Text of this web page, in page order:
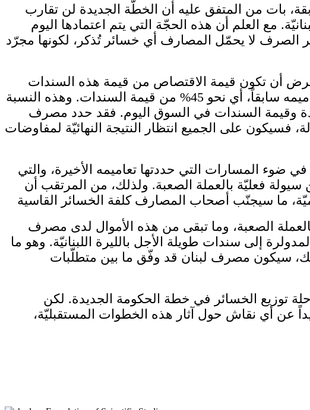
بات من المتفق عليه أن الخطّة الجديدة لن تقارب
مع العلم أن هذه الحجّة التي يتم اعتمادها اليوم
الصرف لا يحمّل المصارف أي خسائر تُذكر، لكونها مجرّد
أن تكون قيمة الاقتصاص من قيمة هذه السندات
نتيجة إعادة هيكلة الدين محصورة بسقف الخسائر المتوقعة التي حددها مصرف لبنان في تعاميمه سابقاً، أي نحو 45% من قيمة السندات. وهذه النسبة
وقيمة السندات في السوق اليوم. فقد حدد مصرف
على هذه المسألة، فسيكون على الجميع انتظار النتيجة النهائيّة لمفاوضات
المسارات التي حددتها تعاميمه الأخيرة، والتي
فعليّة بالعملة الصعبة. ولذلك، من المرتقب أن
الصعبة، وما تبقى من هذه الأموال لدى مصرف
إلى سندات طويلة الأجل بالليرة اللبنانيّة. وهو ما
سيكون مصرف لبنان قد وفّق ما بين متطلّبات
توزيع الخسائر في خطة الحكومة الجديدة. لكن
عن أي نقاش حول آثار هذه الخطوات المستقبليّة،